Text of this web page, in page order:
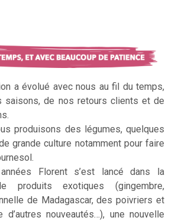
a évolué avec nous au fil du temps,
saisons, de nos retours clients et de
produisons des légumes, quelques
grande culture notamment pour faire
Florent s’est lancé dans la
produits exotiques (gingembre,
de Madagascar, des poivriers et
d’autres nouveautés…), une nouvelle